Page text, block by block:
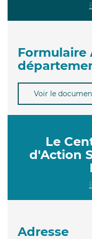
Formulaire
Voir le
Le
d'Action
Adresse